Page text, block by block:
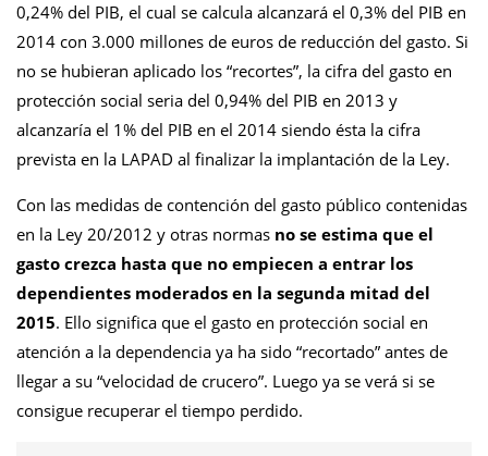
0,24% del PIB, el cual se calcula alcanzará el 0,3% del PIB en
2014 con 3.000 millones de euros de reducción del gasto. Si
no se hubieran aplicado los “recortes”, la cifra del gasto en
protección social seria del 0,94% del PIB en 2013 y
alcanzaría el 1% del PIB en el 2014 siendo ésta la cifra
prevista en la LAPAD al finalizar la implantación de la Ley.
Con las medidas de contención del gasto público contenidas
en la Ley 20/2012 y otras normas no se estima que el
gasto crezca hasta que no empiecen a entrar los
dependientes moderados en la segunda mitad del
2015. Ello significa que el gasto en protección social en
atención a la dependencia ya ha sido “recortado” antes de
llegar a su “velocidad de crucero”. Luego ya se verá si se
consigue recuperar el tiempo perdido.